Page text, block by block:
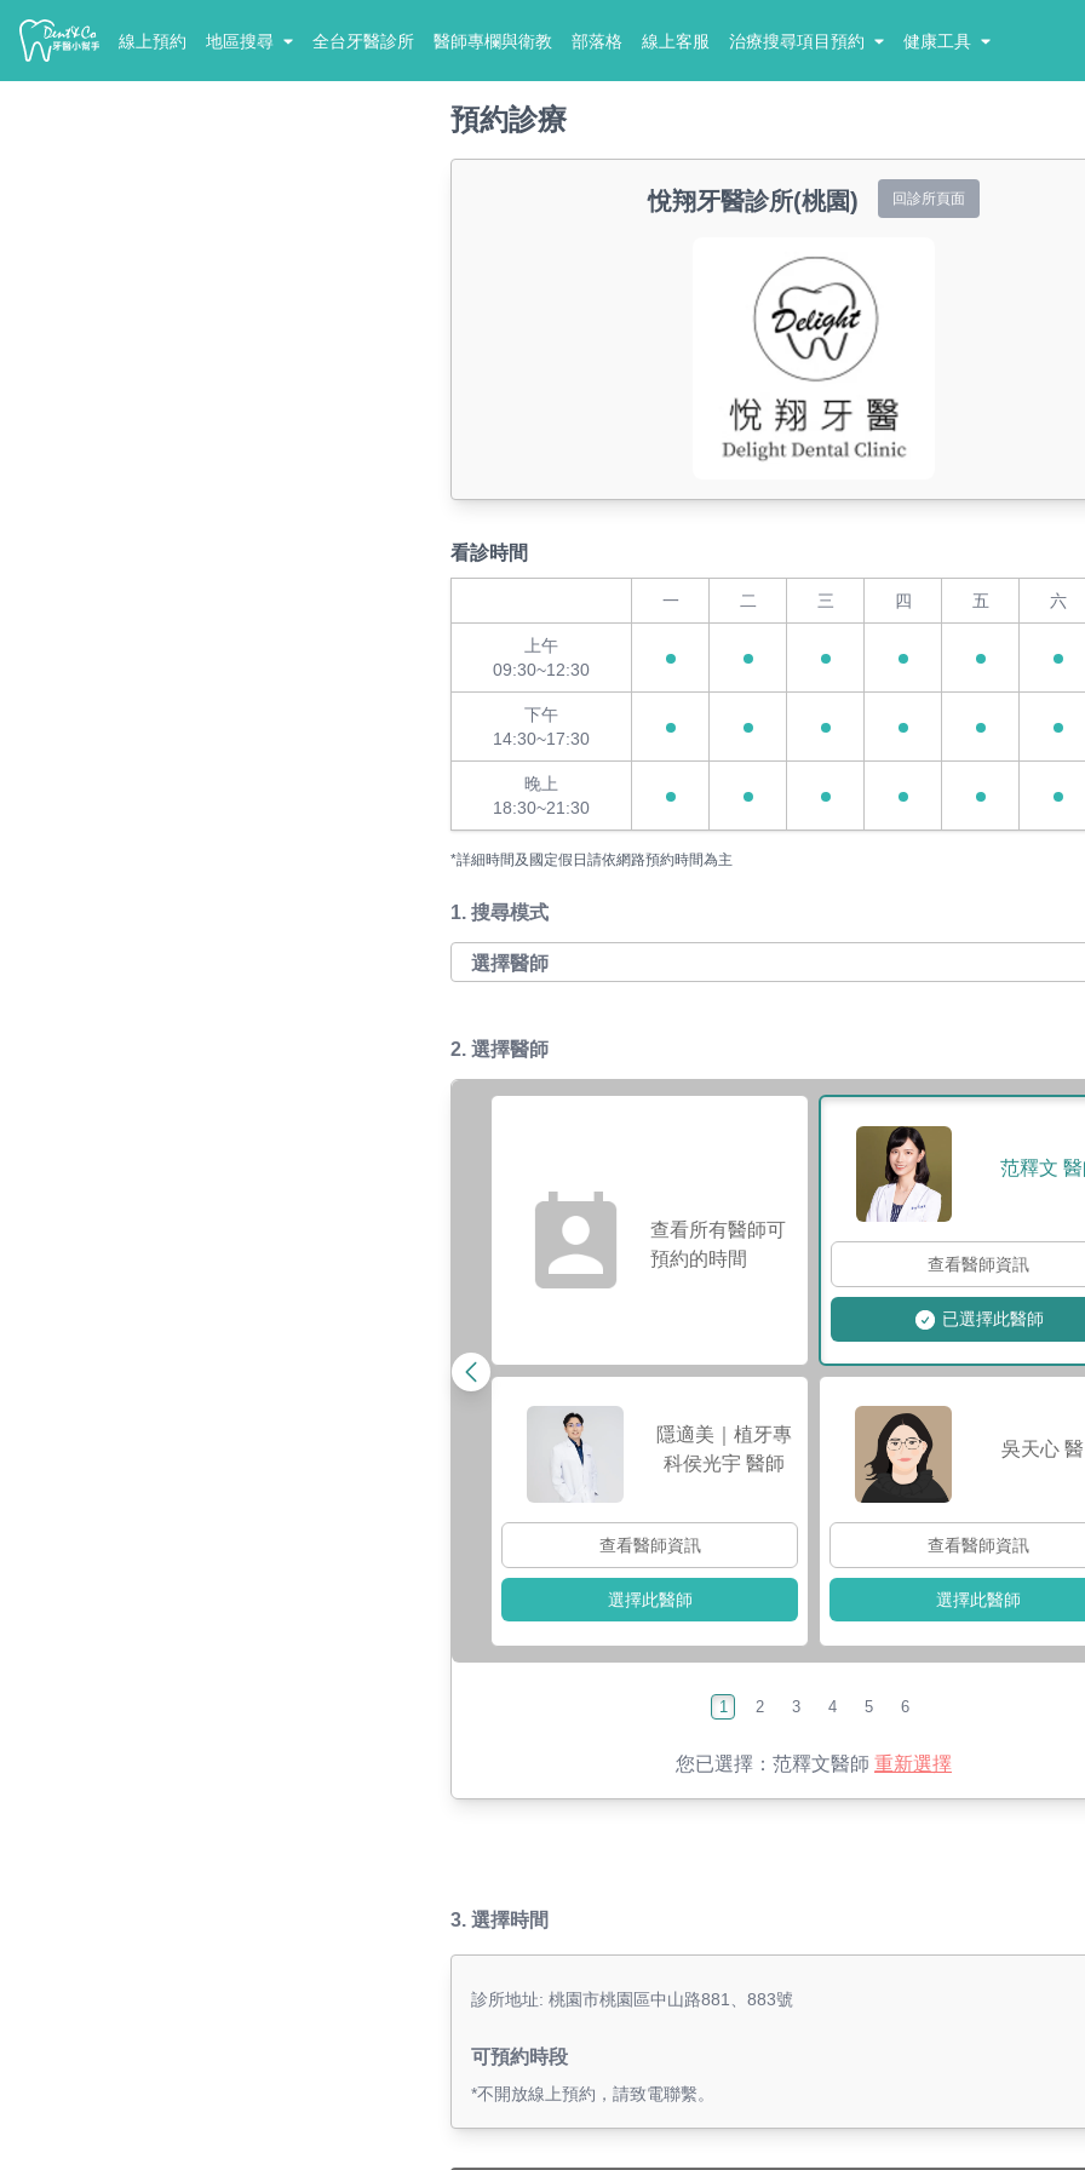
線上預約 地區搜尋 全台牙醫診所 醫師專欄與衛教 部落格 線上客服 治療搜尋項目預約 健康工具
預約診療
悅翔牙醫診所(桃園) 回診所頁面
看診時間
一 二 三 四 五 六
上午
09:30~12:30
下午
14:30~17:30
晚上
18:30~21:30
*詳細時間及國定假日請依網路預約時間為主
1. 搜尋模式
2. 選擇醫師
查看所有醫師可
預約的時間
隱適美｜植牙專
科侯光宇 醫師
查看醫師資訊
選擇此醫師
范釋文
查看醫師資訊
已選擇此醫師
吳天心
查看醫師資訊
選擇此醫師
1 2 3 4 5 6
您已選擇： 范釋文醫師 重新選擇
3. 選擇時間
診所地址: 桃園市桃園區中山路881、883號
可預約時段
*不開放線上預約，請致電聯繫。